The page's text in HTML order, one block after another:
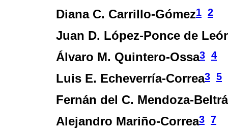
Diana C. Carrillo-Gómez1 2
Juan D. López-Ponce de
Álvaro M. Quintero-Ossa3 4
Luis E. Echeverría-Correa3 5
Fernán del C. Mendoza-
Alejandro Mariño-Correa3 7